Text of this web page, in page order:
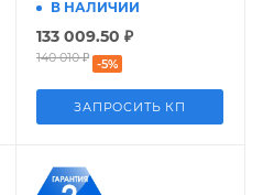
В НАЛИЧИИ
133 009.50 ₽
140 010₽ -5%
ЗАПРОСИТЬ КП